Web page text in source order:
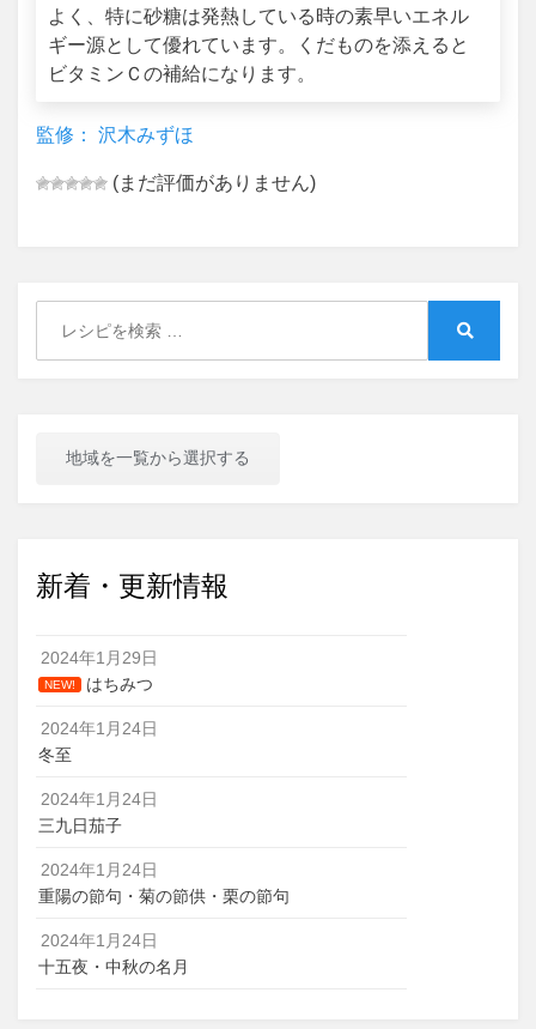
よく、特に砂糖は発熱している時の素早いエネル
ギー源として優れています。くだものを添えると
ビタミンＣの補給になります。
監修： 沢木みずほ
(まだ評価がありません)
地域を一覧から選択する
新着・更新情報
2024年1月29日
NEW! はちみつ
2024年1月24日
冬至
2024年1月24日
三九日茄子
2024年1月24日
重陽の節句・菊の節供・栗の節句
2024年1月24日
十五夜・中秋の名月